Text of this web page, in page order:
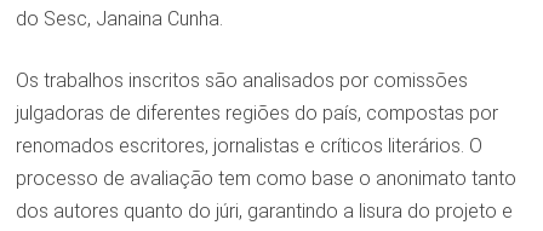
do Sesc, Janaina Cunha.
Os trabalhos inscritos são analisados por comissões
julgadoras de diferentes regiões do país, compostas por
renomados escritores, jornalistas e críticos literários. O
processo de avaliação tem como base o anonimato tanto
dos autores quanto do júri, garantindo a lisura do projeto e